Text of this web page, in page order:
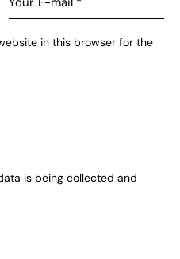
in this browser for the
is being collected and